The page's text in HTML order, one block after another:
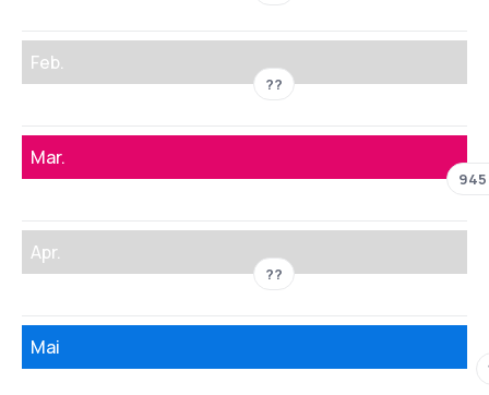
Feb.
??
Mar.
945
Apr.
??
Mai